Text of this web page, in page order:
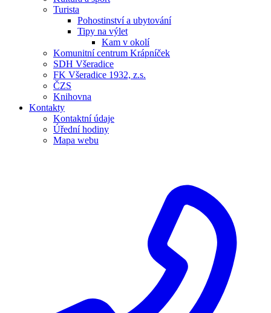
Turista
Pohostinství a ubytování
Tipy na výlet
Kam v okolí
Komunitní centrum Krápníček
SDH Všeradice
FK Všeradice 1932, z.s.
ČZS
Knihovna
Kontakty
Kontaktní údaje
Úřední hodiny
Mapa webu